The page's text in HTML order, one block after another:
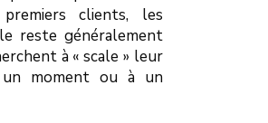
clients, les
reste généralement
à « scale » leur
moment ou à un